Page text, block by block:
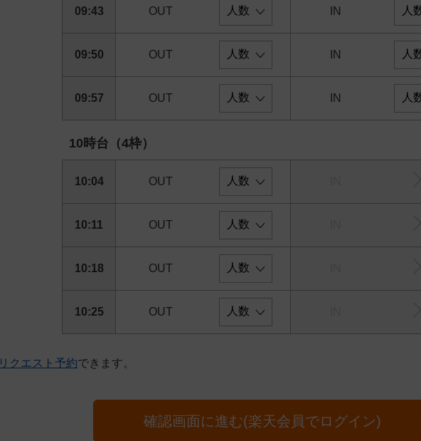
09:43 OUT IN
09:50 OUT IN
09:57 OUT IN
10時台（4枠）
10:04 OUT
10:11 OUT
10:18 OUT
10:25 OUT
リクエスト予約できます。
確認画面に進む(楽天会員でログイン)